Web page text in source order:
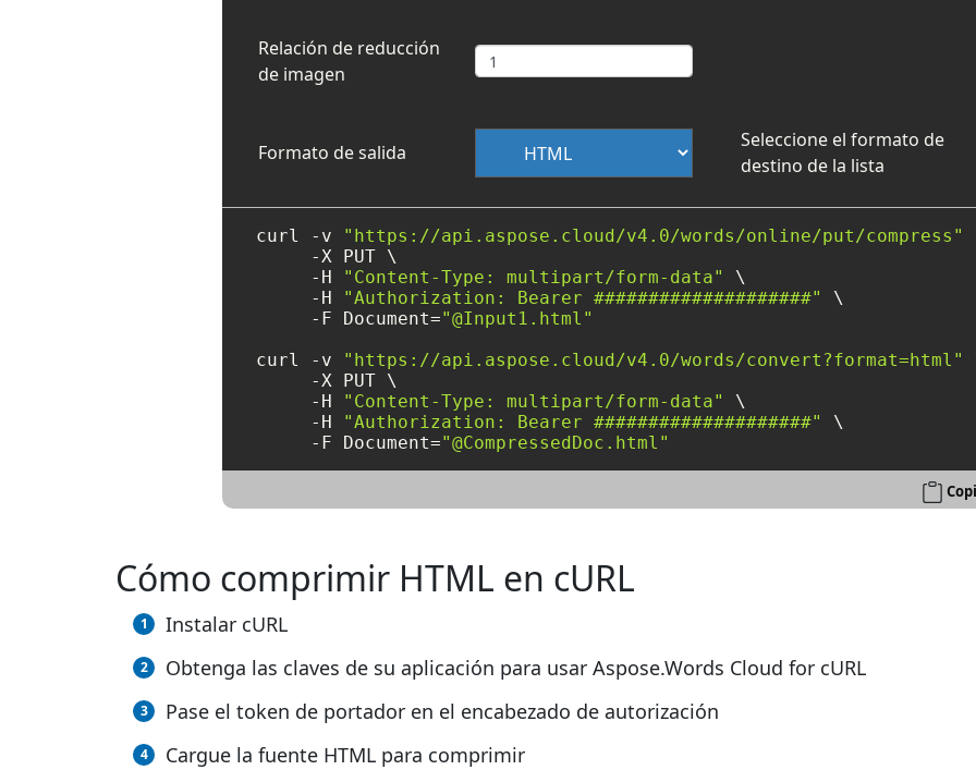
Relación de reducción
de imagen
Formato de salida
Seleccione el formato de
destino de la lista
curl -v "https://api.aspose.cloud/v4.0/words/online/put/compress"
     -X PUT \
     -H
"Content-Type: multipart/form-data"
\
     -H
"Authorization: Bearer ####################"
\
     -F Document=
"@Input1.html"
curl -v
"https://api.aspose.cloud/v4.0/words/convert?format=html"
     -X PUT \
     -H
"Content-Type: multipart/form-data"
\
     -H
"Authorization: Bearer ####################"
\
     -F Document=
"@CompressedDoc.html"
Cómo comprimir HTML en cURL
Instalar cURL
Obtenga las claves de su aplicación para usar Aspose.Words Cloud for cURL
Pase el token de portador en el encabezado de autorización
Cargue la fuente HTML para comprimir